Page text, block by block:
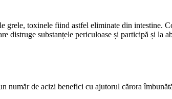
grele, toxinele fiind astfel eliminate din intestine.
distruge substanțele periculoase și participă și la
de acizi benefici cu ajutorul cărora